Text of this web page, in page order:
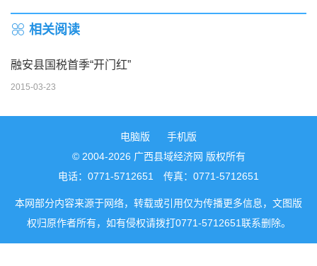
相关阅读
融安县国税首季“开门红”
2015-03-23
电脑版
手机版
© 2004-2026 广西县域经济网 版权所有
电话：0771-5712651 传真：0771-5712651
本网部分内容来源于网络，转载或引用仅为传播更多信息，文图版
权归原作者所有，如有侵权请拨打0771-5712651联系删除。